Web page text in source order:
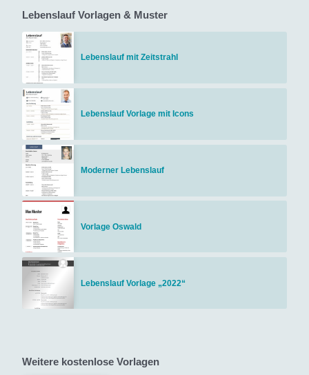
Lebenslauf Vorlagen & Muster
Lebenslauf mit Zeitstrahl
Lebenslauf Vorlage mit Icons
Moderner Lebenslauf
Vorlage Oswald
Lebenslauf Vorlage „2022“
Weitere kostenlose Vorlagen